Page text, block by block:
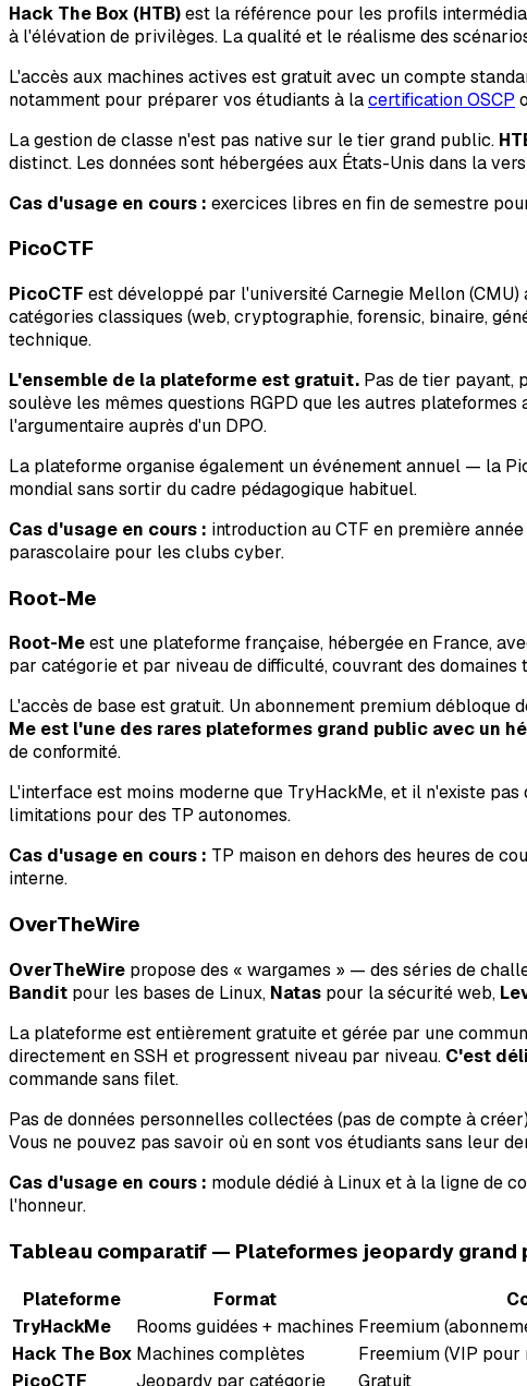
Hack The Box (HTB)est la référence pour les profils
à l'élévation de privilèges. La qualité et le réalisme des
L'accès aux machines actives est gratuit avec un compte
notamment pour préparer vos étudiants à lacertification OSCP
La gestion de classe n'est pas native sur le tier grand public.
distinct. Les données sont hébergées aux États-Unis dans la
Cas d'usage en cours : exercices libres en fin de semestre
PicoCTF
PicoCTF est développé par l'université Carnegie Mellon
catégories classiques (web, cryptographie, forensic, binaire,
technique.
L'ensemble de la plateforme est gratuit. Pas de tier payant,
soulève les mêmes questions RGPD que les autres
l'argumentaire auprès d'un DPO.
La plateforme organise également un événement annuel — la
mondial sans sortir du cadre pédagogique habituel.
Cas d'usage en cours : introduction au CTF en première
parascolaire pour les clubs cyber.
Root-Me
Root-Meest une plateforme française, hébergée en France,
par catégorie et par niveau de difficulté, couvrant des
L'accès de base est gratuit. Un abonnement premium
Me est l'une des rares plateformes grand public avec un
de conformité.
L'interface est moins moderne que TryHackMe, et il n'existe
limitations pour des TP autonomes.
Cas d'usage en cours : TP maison en dehors des heures de
interne.
OverTheWire
OverTheWire propose des « wargames » — des séries de
Bandit pour les bases de Linux, Natas pour la sécurité web,
La plateforme est entièrement gratuite et gérée par une
directement en SSH et progressent niveau par niveau. C'est
commande sans filet.
Pas de données personnelles collectées (pas de compte à
Vous ne pouvez pas savoir où en sont vos étudiants sans leur
Cas d'usage en cours : module dédié à Linux et à la ligne de
l'honneur.
Tableau comparatif — Plateformes jeopardy grand
Plateforme Format
TryHackMe
Rooms guidées + machines Freemium
Hack The Box Machines complètes Freemium (VIP pour